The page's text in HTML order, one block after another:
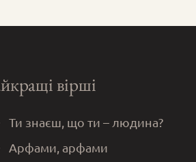
вірші
Ти знаєш, що ти – людина?
Арфами, арфами